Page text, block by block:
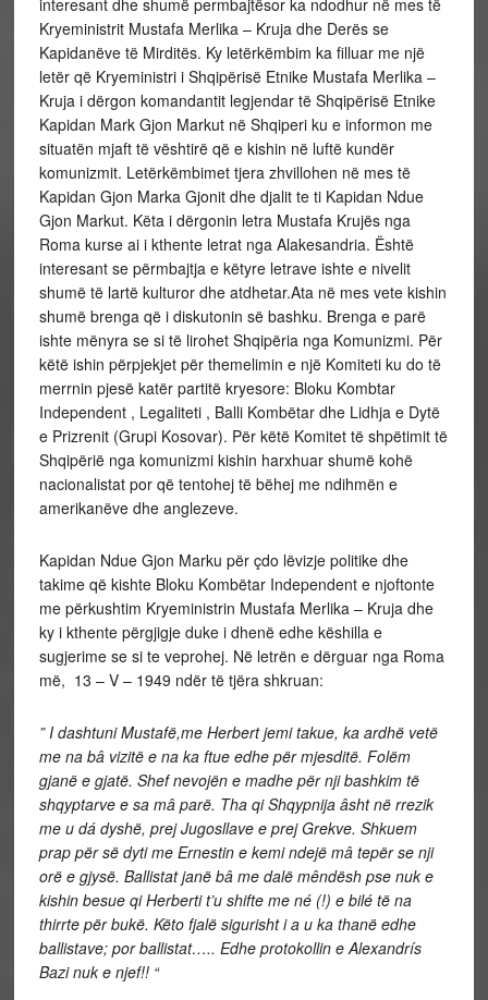
interesant dhe shumë permbajtësor ka ndodhur në mes të
Kryeministrit Mustafa Merlika – Kruja dhe Derës se
Kapidanëve të Mirditës. Ky letërkëmbim ka filluar me një
letër që Kryeministri i Shqipërisë Etnike Mustafa Merlika –
Kruja i dërgon komandantit legjendar të Shqipërisë Etnike
Kapidan Mark Gjon Markut në Shqiperi ku e informon me
situatën mjaft të vështirë që e kishin në luftë kundër
komunizmit. Letërkëmbimet tjera zhvillohen në mes të
Kapidan Gjon Marka Gjonit dhe djalit te ti Kapidan Ndue
Gjon Markut. Këta i dërgonin letra Mustafa Krujës nga
Roma kurse ai i kthente letrat nga Alakesandria. Është
interesant se përmbajtja e këtyre letrave ishte e nivelit
shumë të lartë kulturor dhe atdhetar.Ata në mes vete kishin
shumë brenga që i diskutonin së bashku. Brenga e parë
ishte mënyra se si të lirohet Shqipëria nga Komunizmi. Për
këtë ishin përpjekjet për themelimin e një Komiteti ku do të
merrnin pjesë katër partitë kryesore: Bloku Kombtar
Independent , Legaliteti , Balli Kombëtar dhe Lidhja e Dytë
e Prizrenit (Grupi Kosovar). Për këtë Komitet të shpëtimit të
Shqipërië nga komunizmi kishin harxhuar shumë kohë
nacionalistat por që tentohej të bëhej me ndihmën e
amerikanëve dhe anglezeve.
Kapidan Ndue Gjon Marku për çdo lëvizje politike dhe
takime që kishte Bloku Kombëtar Independent e njoftonte
me përkushtim Kryeministrin Mustafa Merlika – Kruja dhe
ky i kthente përgjigje duke i dhenë edhe këshilla e
sugjerime se si te veprohej. Në letrën e dërguar nga Roma
më, 13 – V – 1949 ndër të tjëra shkruan:
”I dashtuni Mustafë,me Herbert jemi takue, ka ardhë vetë
me na bâ vizitë e na ka ftue edhe për mjesditë. Folëm
gjanë e gjatë. Shef nevojën e madhe për nji bashkim të
shqyptarve e sa mâ parë. Tha qi Shqypnija âsht në rrezik
me u dá dyshë, prej Jugosllave e prej Grekve. Shkuem
prap për së dyti me Ernestin e kemi ndejë mâ tepër se nji
orë e gjysë. Ballistat janë bâ me dalë mêndësh pse nuk e
kishin besue qi Herberti t’u shifte me né (!) e bilé të na
thirrte për bukë. Këto fjalë sigurisht i a u ka thanë edhe
ballistave; por ballistat….. Edhe protokollin e Alexandrís
Bazi nuk e njef!!“